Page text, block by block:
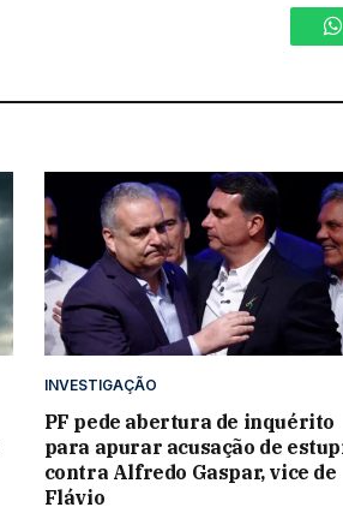
INVESTIGAÇÃO
PF pede abertura de inquérito
para apurar acusação de
contra Alfredo Gaspar, vice de
Flávio